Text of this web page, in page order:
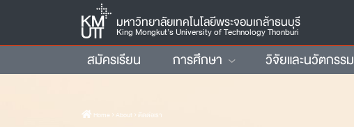
มหาวิทยาลัยเทคโนโลยีพระจอมเกล้าธนบุรี
King Mongkut’s University of Technology Thonburi
สมัครเรียน การศึกษา วิจัยและนวัตกรรม
Home › About › ติดต่อเรา